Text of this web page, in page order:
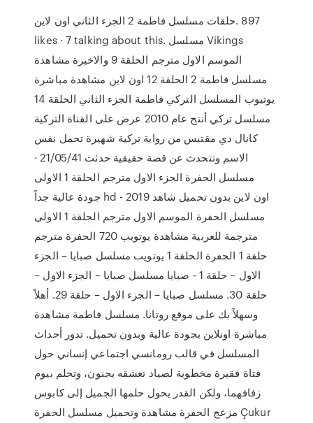
likes · 7 talking about this. مسلسل Vikings
الموسم الاول مترجم الحلقة 9 والاخيرة مشاهدة
مسلسل فاطمة 2 الحلقة 12 اون لاين مشاهدة مباشرة
يوتيوب المسلسل التركي فاطمة الجزء الثاني الحلقة 14
مسلسل تركي أنتج عام 2010 عرض على القناة التركية
كانال دي مقتبس من رواية تركية شهيرة تحمل نفس
الاسم وتتحدث عن قصة حقيقية حدثت 21/05/41 ·
مسلسل الحفرة الجزء الاول مترجم الحلقة 1 الاولى
جودة عالية جداً hd اون لاين بدون تحميل شاهد 2019 -
مسلسل الحفرة الموسم الاول مترجم الحلقة 1 الاولى
مترجمة للعربية مشاهدة يوتويب 720 الحفرة مترجم
حلقة 1 الحفرة الحلقة 1 يوتويب مسلسل صبايا – الجزء
الاول – حلقة 1 - صبايا مسلسل صبايا – الجزء الاول –
حلقة 30. مسلسل صبايا – الجزء الاول – حلقة 29. أهلاً
وسهلاً بك على موقع روتانا. مسلسل فاطمة مشاهدة
مباشرة اونلاين بجودة عالية وبدون تحميل. تدور أحداث
المسلسل في قالب رومانسي اجتماعي إنساني حول
فتاة فقيرة مخطوبة لصياد تعشقه بجنون، وتحلم بيوم
زفافهما، ولكن القدر يحول حلمها الجميل إلى كابوس
مزعج الحفرة مشاهدة وتحميل مسلسل الحفرة Çukur